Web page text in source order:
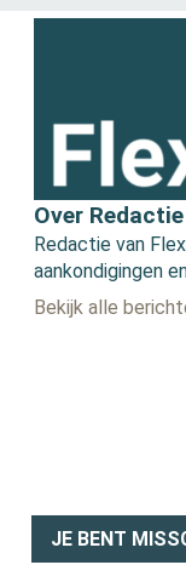
Over
Redactie van
aankondigingen
Bekijk alle
JE BENT